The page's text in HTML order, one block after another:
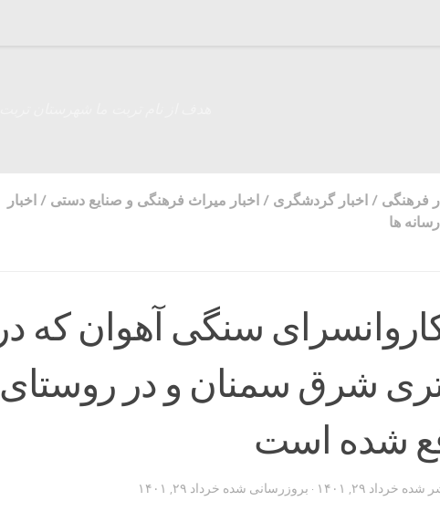
فرهنگی / اخبار گردشگری / اخبار میراث فرهنگی و صنایع دستی / اخبار
ها
سنگی آهوان که در
شرق سمنان و در روستای
شده است
شده خرداد ۲۹, ۱۴۰۱ · بروزرسانی شده خرداد ۲۹, ۱۴۰۱